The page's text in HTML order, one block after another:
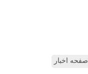
صفحه اخبار